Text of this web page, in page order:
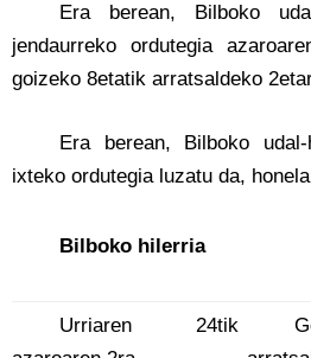
Era berean, Bilboko
jendaurreko ordutegia
goizeko 8etatik arratsaldeko
Era berean, Bilboko
ixteko ordutegia luzatu da,
Bilboko hilerria
Urriaren 24tik